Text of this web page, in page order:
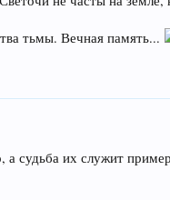
тьмы. Вечная память...
а судьба их служит